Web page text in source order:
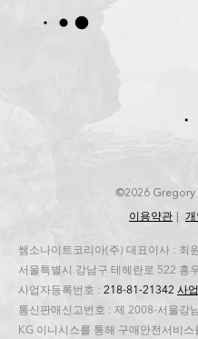
©2026 Gregory
이용약관
쌤소나이트코리아(주) 대표이사 : 최
서울특별시 강남구 테헤란로 522 홍
사업자등록번호 : 218-81-21342 사
통신판매신고번호 : 제 2008-서울강
KG 이니시스를 통해 구매안전서비스